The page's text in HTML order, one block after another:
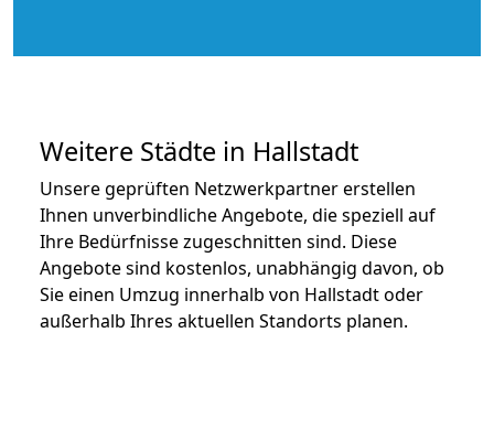
Weitere Städte in Hallstadt
Unsere geprüften Netzwerkpartner erstellen
Ihnen unverbindliche Angebote, die speziell auf
Ihre Bedürfnisse zugeschnitten sind. Diese
Angebote sind kostenlos, unabhängig davon, ob
Sie einen Umzug innerhalb von Hallstadt oder
außerhalb Ihres aktuellen Standorts planen.